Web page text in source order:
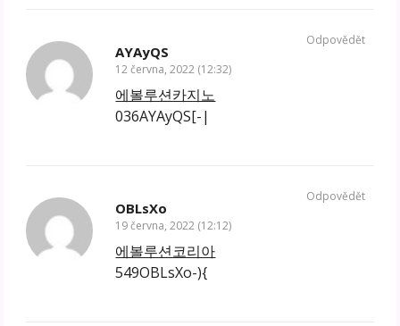
AYAyQS
12 června, 2022 (12:32)
에볼루션카지노
036AYAyQS[-|
Odpovědět
OBLsXo
19 června, 2022 (12:12)
에볼루션코리아
549OBLsXo-){
Odpovědět